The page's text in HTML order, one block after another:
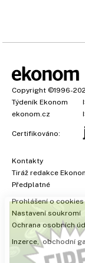
Copyright ©1996-
Týdeník Ekonom
ekonom.cz
Certifikováno:
Kontakty
Tiráž redakce
Předplatné
Prohlášení o cookies
Nastavení soukromí
Ochrana osobních
Inzerce, obchodní